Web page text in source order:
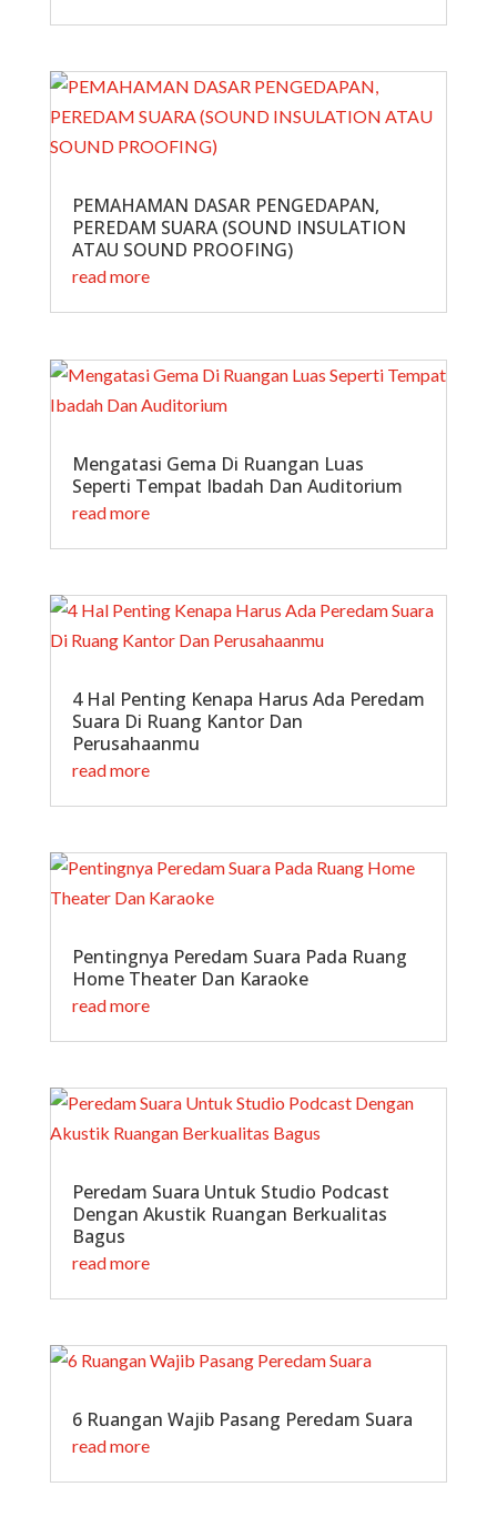
PEMAHAMAN DASAR PENGEDAPAN,
PEREDAM SUARA (SOUND INSULATION
ATAU SOUND PROOFING)
read more
Mengatasi Gema Di Ruangan Luas
Seperti Tempat Ibadah Dan Auditorium
read more
4 Hal Penting Kenapa Harus Ada Peredam
Suara Di Ruang Kantor Dan
Perusahaanmu
read more
Pentingnya Peredam Suara Pada Ruang
Home Theater Dan Karaoke
read more
Peredam Suara Untuk Studio Podcast
Dengan Akustik Ruangan Berkualitas
Bagus
read more
6 Ruangan Wajib Pasang Peredam Suara
read more